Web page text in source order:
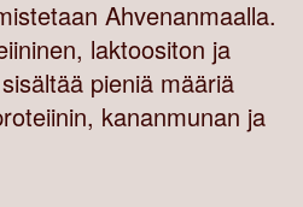
Ahvenanmaalla.
laktoositon ja
pieniä määriä
kananmunan ja